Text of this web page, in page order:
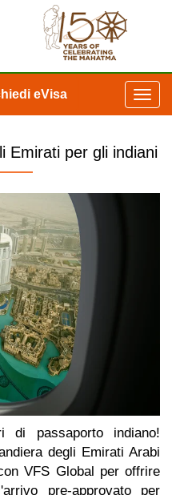
eVisa
Emirati per gli indiani
di passaporto indiano!
degli Emirati Arabi
VFS Global per offrire
pre-approvato per